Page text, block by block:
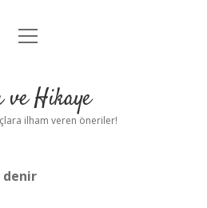
Anasayfa
Uyarı
menüyü
ve Hikaye
ilham veren öneriler!
denir